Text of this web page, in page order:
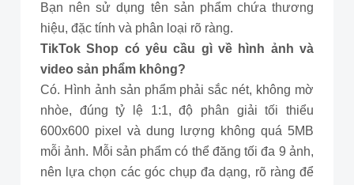
Bạn nên sử dụng tên sản phẩm chứa thương
hiệu, đặc tính và phân loại rõ ràng.
TikTok Shop có yêu cầu gì về hình ảnh và
video sản phẩm không?
Có. Hình ảnh sản phẩm phải sắc nét, không mờ
nhòe, đúng tỷ lệ 1:1, độ phân giải tối thiểu
600x600 pixel và dung lượng không quá 5MB
mỗi ảnh. Mỗi sản phẩm có thể đăng tối đa 9 ảnh,
nên lựa chọn các góc chụp đa dạng, rõ ràng để